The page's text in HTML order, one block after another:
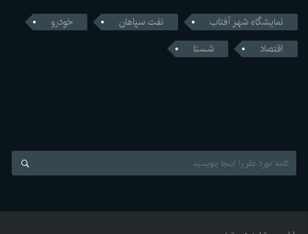
تجاری با چین
۱۴۰۵/۵/۱۶
رونمایی چین از نخستین استاندارد اجباری ایمنی خودروهای
۱۴۰۵/۵/۱۶
نمایشگاه شهر آفتاب نفت سپاهان
خودرو
اقتصاد
شستا